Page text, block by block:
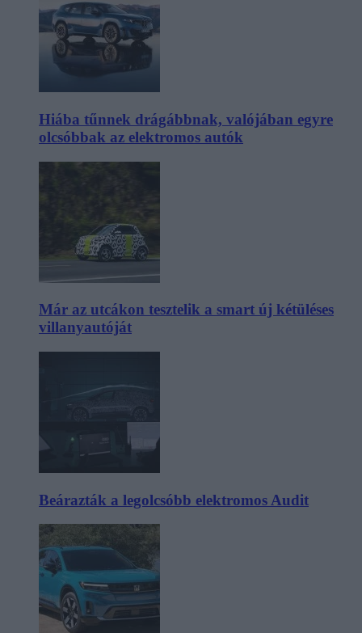
Hiába tűnnek drágábbnak, valójában egyre
olcsóbbak az elektromos autók
Már az utcákon tesztelik a smart új kétüléses
villanyautóját
Beárazták a legolcsóbb elektromos Audit